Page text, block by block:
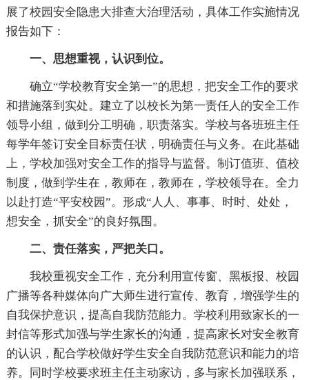
展了校园安全隐患大排查大治理活动，具体工作实施情况
报告如下：
一、思想重视，认识到位。
确立“学校教育安全第一”的思想，把安全工作的要求
和措施落到实处。建立了以校长为第一责任人的安全工作
领导小组，做到分工明确，职责落实。学校与各班班主任
每学年签订安全目标责任状，明确责任与义务。在此基础
上，学校加强对安全工作的指导与监督。制订值班、值校
制度，做到学生在，教师在，教师在，学校领导在。全力
以赴打造“平安校园”。形成“人人、事事、时时、处处，
想安全，抓安全”的良好氛围。
二、责任落实，严把关口。
我校重视安全工作，充分利用宣传窗、黑板报、校园
广播等各种媒体向广大师生进行宣传、教育，增强学生的
自我保护意识，提高自我防范能力。学校利用致家长的一
封信等形式加强与学生家长的沟通，提高家长对安全教育
的认识，配合学校做好学生安全自我防范意识和能力的培
养。同时学校要求班主任主动家访，多与家长加强联系，